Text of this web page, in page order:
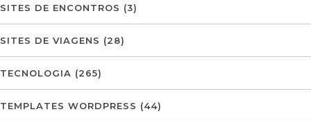
SITES DE ENCONTROS (3)
SITES DE VIAGENS (28)
TECNOLOGIA (265)
TEMPLATES WORDPRESS (44)